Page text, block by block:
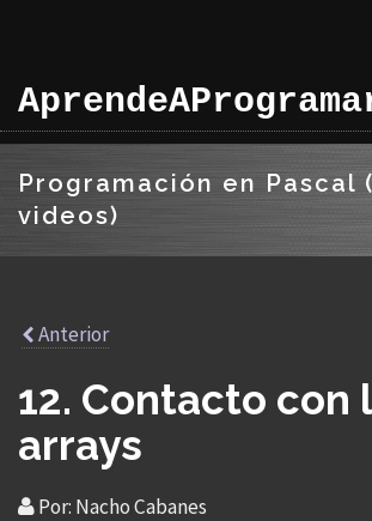
Programación en Pascal
videos)
Anterior
12. Contacto con
arrays
Por: Nacho Cabanes